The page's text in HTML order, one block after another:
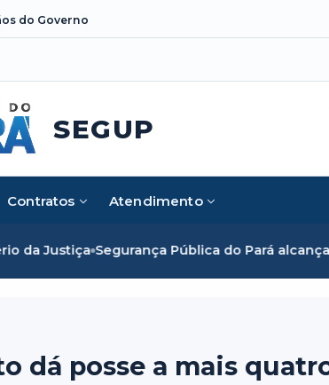
do Governo
SEGUP
Contratos Atendimento
Segurança Pública do Pará alcança marca
dá posse a mais